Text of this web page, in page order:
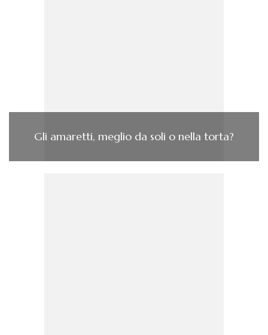
Gli amaretti, meglio da soli o nella torta?